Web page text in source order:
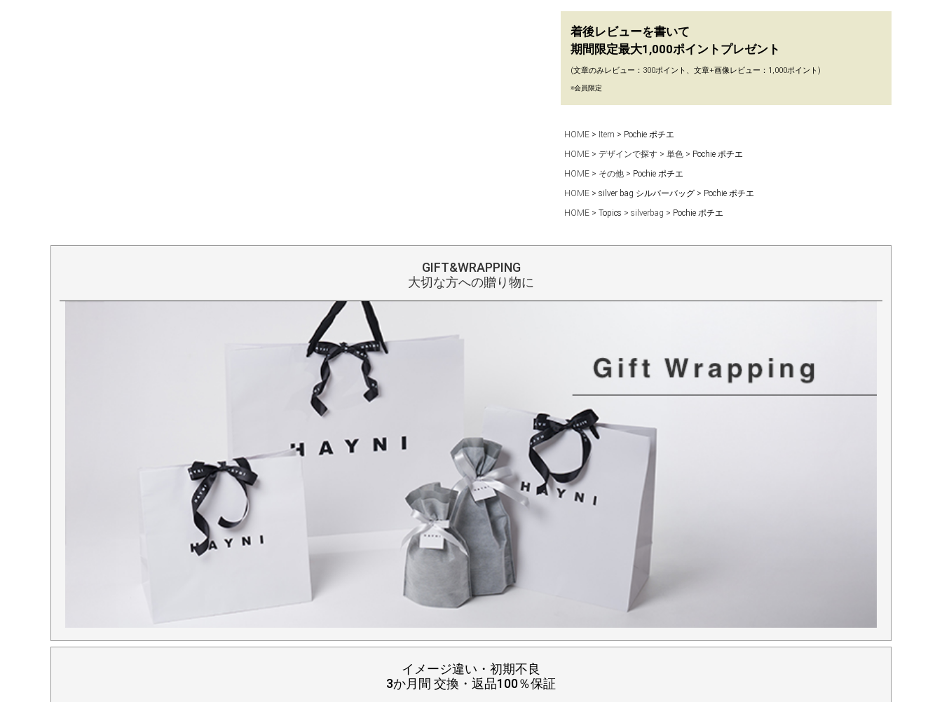
着後レビューを書いて
期間限定最大1,000ポイントプレゼント
(文章のみレビュー：300ポイント、文章+画像レビュー：1,000ポイント)
※会員限定
HOME Item
Pochie ポチエ
HOME
デザインで探す 単色
Pochie ポチエ
HOME
その他
Pochie ポチエ
HOME
silver bag シルバーバッグ
Pochie ポチエ
HOME
Topics silverbag Pochie ポチエ
GIFT&WRAPPING
大切な方への贈り物に
イメージ違い・初期不良
3か月間 交換・返品100％保証